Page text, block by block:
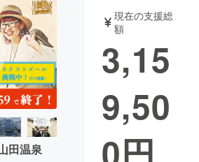
・ガジェット
書籍・雑誌
起業 チャレンジ
地域活性化
田温泉
現在の支援総
額
3,15
9,50